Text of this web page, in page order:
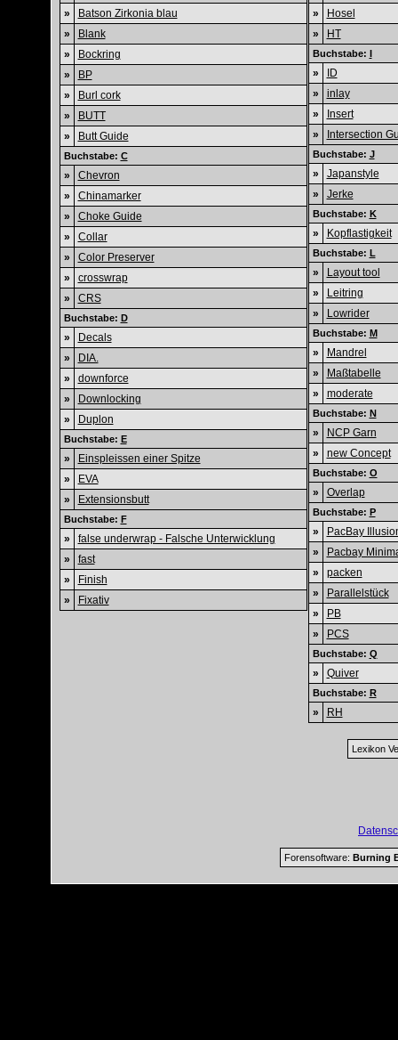
»
Batson Zirkonia blau
»
Blank
»
Bockring
»
BP
»
Burl cork
»
BUTT
»
Butt Guide
Buchstabe: C
»
Chevron
»
Chinamarker
»
Choke Guide
»
Collar
»
Color Preserver
»
crosswrap
»
CRS
Buchstabe: D
»
Decals
»
DIA.
»
downforce
»
Downlocking
»
Duplon
Buchstabe: E
»
Einspleissen einer Spitze
»
EVA
»
Extensionsbutt
Buchstabe: F
»
false underwrap - Falsche Unterwicklung
»
fast
»
Finish
»
Fixativ
»
Hosel
»
HT
Buchstabe: I
»
ID
»
inlay
»
Insert
»
Intersection
Buchstabe: J
»
Japanstyle
»
Jerke
Buchstabe: K
» Kopflastigkeit
Buchstabe: L
»
Layout tool
»
Leitring
»
Lowrider
Buchstabe: M
»
Mandrel
»
Maßtabelle
»
moderate
Buchstabe: N
»
NCP Garn
»
new Concept
Buchstabe: O
» Overlap
Buchstabe: P
»
PacBay
»
Pacbay
»
packen
»
Parallelstück
»
PB
»
PCS
Buchstabe: Q
» Quiver
Buchstabe: R
» RH
Lexikon
Forensoftware: Burning